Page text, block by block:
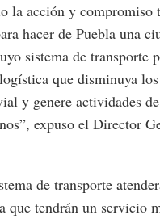
la acción y compromiso
hacer de Puebla una
sistema de transporte
que disminuya
y genere actividades
expuso el Director
de transporte
que tendrán un servicio